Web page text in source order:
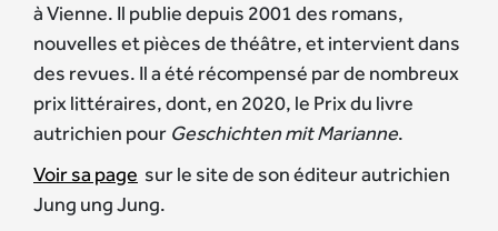
à Vienne. Il publie depuis 2001 des romans,
nouvelles et pièces de théâtre, et intervient dans
des revues. Il a été récompensé par de nombreux
prix littéraires, dont, en 2020, le Prix du livre
autrichien pour Geschichten mit Marianne.
Voir sa page sur le site de son éditeur autrichien
Jung ung Jung.